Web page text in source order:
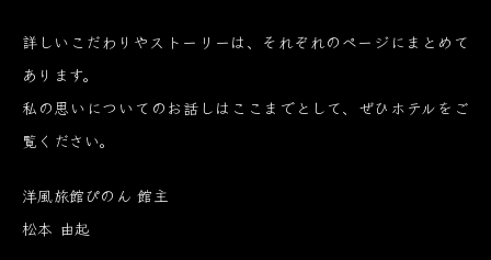
詳しいこだわりやストーリーは、それぞれのページにまとめて
あります。
私の思いについてのお話しはここまでとして、ぜひホテルをご
覧ください。
洋風旅館ぴのん 館主
松本 由起